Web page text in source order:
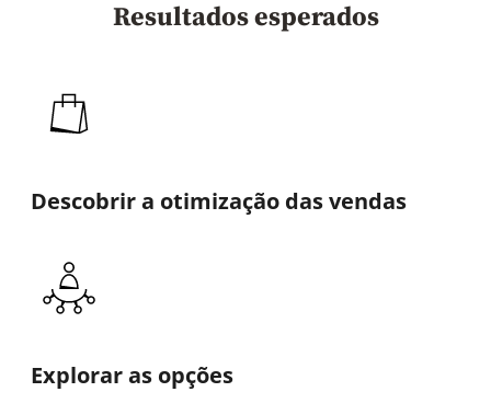
Resultados esperados
Descobrir a otimização das vendas
Explorar as opções